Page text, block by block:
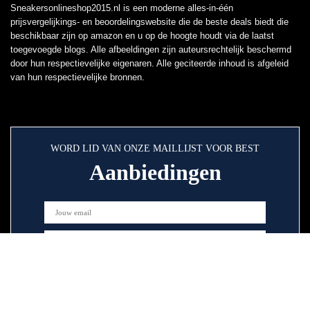
Sneakersonlineshop2015.nl is een moderne alles-in-één
prijsvergelijkings- en beoordelingswebsite die de beste deals biedt die
beschikbaar zijn op amazon en u op de hoogte houdt via de laatst
toegevoegde blogs. Alle afbeeldingen zijn auteursrechtelijk beschermd
door hun respectievelijke eigenaren. Alle geciteerde inhoud is afgeleid
van hun respectievelijke bronnen.
WORD LID VAN ONZE MAILLIJST VOOR BEST
Aanbiedingen